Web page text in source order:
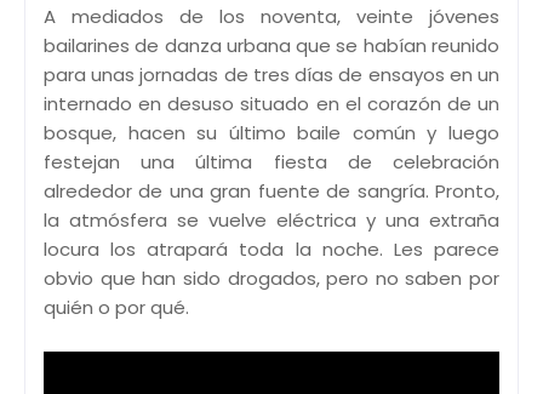
A mediados de los noventa, veinte jóvenes
bailarines de danza urbana que se habían reunido
para unas jornadas de tres días de ensayos en un
internado en desuso situado en el corazón de un
bosque, hacen su último baile común y luego
festejan una última fiesta de celebración
alrededor de una gran fuente de sangría. Pronto,
la atmósfera se vuelve eléctrica y una extraña
locura los atrapará toda la noche. Les parece
obvio que han sido drogados, pero no saben por
quién o por qué.